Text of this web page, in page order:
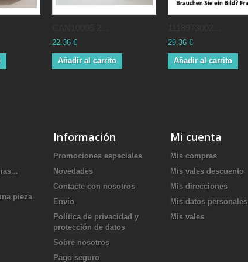
22.36 €
Añadir al carrito
29.36 €
Añadir al carrito
pieza
Información
Promociones especiales
Novedades
Contacte con nosotros
Envío
Política de privacidad y
protección de datos
Sobre nosotros
Pago seguro
Mi cuenta
Mis compras
Mis vales descuento
Mis direcciones
Mis datos personales
Mis vales